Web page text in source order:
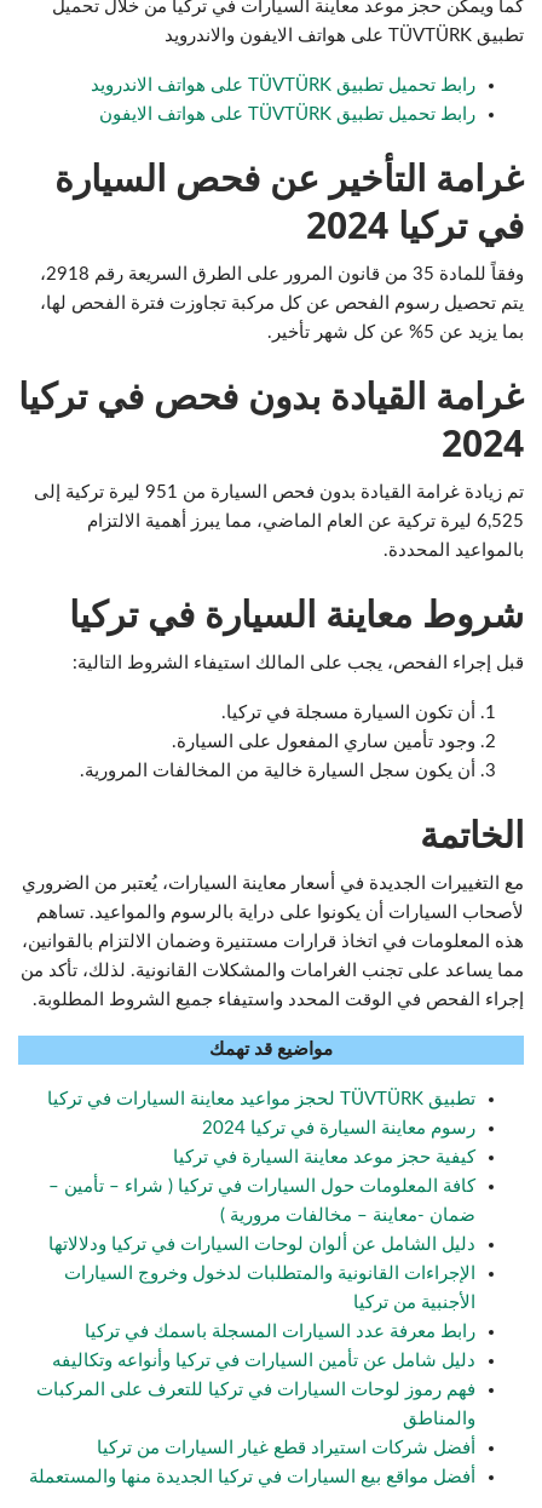
كما ويمكن حجز موعد معاينة السيارات في تركيا من خلال تحميل
تطبيق TÜVTÜRK على هواتف الايفون والاندرويد
رابط تحميل تطبيق TÜVTÜRK على هواتف الاندرويد
رابط تحميل تطبيق TÜVTÜRK على هواتف الايفون
غرامة التأخير عن فحص السيارة
في تركيا 2024
وفقاً للمادة 35 من قانون المرور على الطرق السريعة رقم 2918،
يتم تحصيل رسوم الفحص عن كل مركبة تجاوزت فترة الفحص لها،
بما يزيد عن 5% عن كل شهر تأخير.
غرامة القيادة بدون فحص في تركيا
2024
تم زيادة غرامة القيادة بدون فحص السيارة من 951 ليرة تركية إلى
6,525 ليرة تركية عن العام الماضي، مما يبرز أهمية الالتزام
بالمواعيد المحددة.
شروط معاينة السيارة في تركيا
قبل إجراء الفحص، يجب على المالك استيفاء الشروط التالية:
أن تكون السيارة مسجلة في تركيا.
وجود تأمين ساري المفعول على السيارة.
أن يكون سجل السيارة خالية من المخالفات المرورية.
الخاتمة
مع التغييرات الجديدة في أسعار معاينة السيارات، يُعتبر من الضروري
لأصحاب السيارات أن يكونوا على دراية بالرسوم والمواعيد. تساهم
هذه المعلومات في اتخاذ قرارات مستنيرة وضمان الالتزام بالقوانين،
مما يساعد على تجنب الغرامات والمشكلات القانونية. لذلك، تأكد من
إجراء الفحص في الوقت المحدد واستيفاء جميع الشروط المطلوبة.
مواضيع قد تهمك
تطبيق TÜVTÜRK لحجز مواعيد معاينة السيارات في تركيا
رسوم معاينة السيارة في تركيا 2024
كيفية حجز موعد معاينة السيارة في تركيا
كافة المعلومات حول السيارات في تركيا ( شراء – تأمين –
ضمان -معاينة – مخالفات مرورية )
دليل الشامل عن ألوان لوحات السيارات في تركيا ودلالاتها
الإجراءات القانونية والمتطلبات لدخول وخروج السيارات
الأجنبية من تركيا
رابط معرفة عدد السيارات المسجلة باسمك في تركيا
دليل شامل عن تأمين السيارات في تركيا وأنواعه وتكاليفه
فهم رموز لوحات السيارات في تركيا للتعرف على المركبات
والمناطق
أفضل شركات استيراد قطع غيار السيارات من تركيا
أفضل مواقع بيع السيارات في تركيا الجديدة منها والمستعملة